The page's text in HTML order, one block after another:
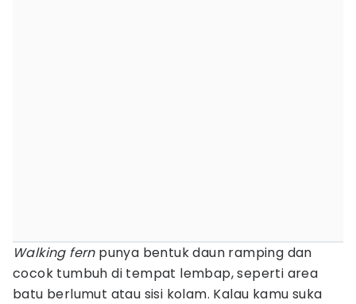
Walking fernpunya bentuk daun ramping dan
cocok tumbuh di tempat lembap, seperti area
batu berlumut atau sisi kolam. Kalau kamu suka